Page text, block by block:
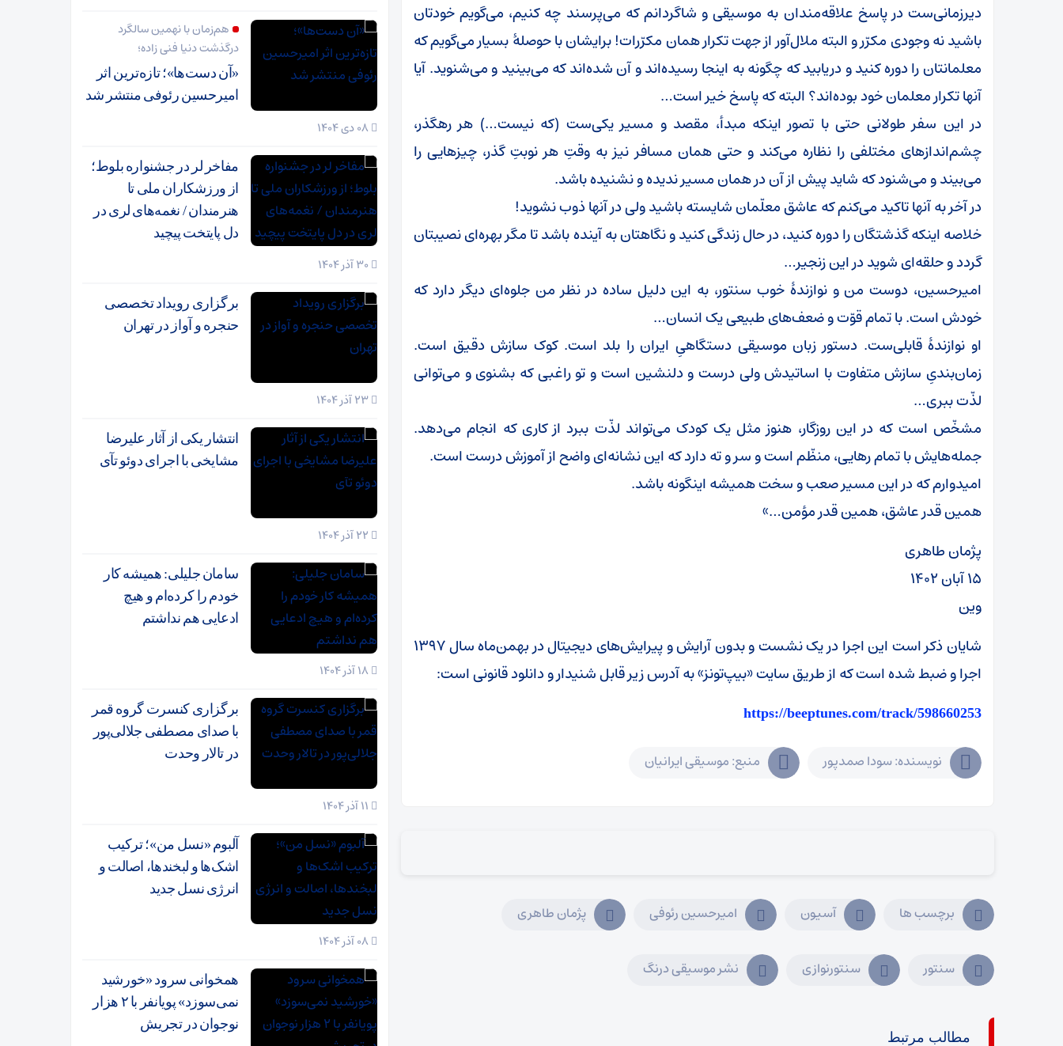
دیرزمانی‌ست در پاسخ علاقه‌مندان به موسیقی و شاگردانم که می‌پرسند چه کنیم، می‌گویم خودتان
باشید نه وجودی مکرّر و البته ملال‌آور از جهت تکرار همان مکرّرات! برایشان با حوصلهٔ بسیار می‌گویم که
معلمانتان را دوره کنید و دریابید که چگونه به اینجا رسیده‌اند و آن شده‌اند که می‌بینید و می‌شنوید. آیا
آنها تکرار معلمان خود بوده‌اند؟ البته که پاسخ خیر است…
در این سفر طولانی حتی با تصور اینکه مبدأ، مقصد و مسیر یکی‌ست (که نیست…) هر رهگذر،
چشم‌انداز‌های مختلفی را نظاره می‌کند و حتی همان مسافر نیز به وقتِ هر نوبتِ گذر، چیزهایی را
می‌بیند و می‌شنود که شاید پیش از آن در همان مسیر ندیده و نشنیده باشد.
در آخر به آنها تاکید می‌کنم که عاشق معلّمان شایسته باشید ولی در آنها ذوب نشوید‌!
خلاصه اینکه گذشتگان را دوره کنید، در حال زندگی کنید و نگاهتان به آینده باشد تا مگر بهره‌ای نصیبتان
گردد و حلقه‌ای شوید در این زنجیر…
امیرحسین، دوست من و نوازندهٔ خوب سنتور، به این دلیل ساده در نظر من جلوه‌ای دیگر دارد که
خودش است. با تمام قوّت و ضعف‌های طبیعی یک انسان…
او نوازندهٔ قابلی‌ست. دستور زبان موسیقی دستگاهیِ ایران را بلد است. کوک سازش دقیق است.
زمان‌بندیِ سازش متفاوت با اساتیدش ولی درست و دلنشین است و تو راغبی که بشنوی و می‌توانی
لذّت ببری…
مشخّص است که در این روزگار، هنوز مثل یک کودک می‌تواند لذّت ببرد از کاری که انجام می‌دهد.
جمله‌هایش با تمام رهایی، منظّم است و سر و ته دارد که این نشانه‌ای واضح از آموزش درست است.
امیدوارم که در این مسیر صعب و سخت همیشه اینگونه باشد.
همین قدر عاشق، همین قدر مؤمن…»
پژمان طاهری
۱۵ آبان ۱۴۰۲
وین
شایان ذکر است این اجرا در یک نشست و بدون آرایش و پیرایش‌های دیجیتال در بهمن‌ماه سال ۱۳۹۷
اجرا و ضبط شده است که از طریق سایت «بیپ‌تونز» به آدرس زیر قابل شنیدار و دانلود قانونی است:
https://beeptunes.com/track/598660253
نویسنده: سودا صمدپور منبع: موسیقی ایرانیان
برچسب ها آسیون امیرحسین رئوفی پژمان طاهری
سنتور سنتورنوازی نشر موسیقی درنگ
مطالب مرتبط
هم‌زمان با نهمین سالگرد
درگذشت دنیا فنی زاده؛
«آن دست‌ها»؛ تازه‌ترین اثر
امیرحسین رئوفی منتشر شد
مفاخر لر در جشنواره بلوط؛
از ورزشکاران ملی تا
هنرمندان / نغمه‌های لری در
دل پایتخت پیچید
برگزاری رویداد تخصصی
حنجره و آواز در تهران
انتشار یکی از آثار علیرضا
مشایخی با اجرای دوئو تآی
سامان جلیلی: همیشه کار
خودم را کرده‌ام و هیچ
ادعایی هم نداشتم
برگزاری کنسرت گروه قمر
با صدای مصطفی جلالی‌پور
در تالار وحدت
آلبوم «نسل من»؛ ترکیب
اشک‌ها و لبخندها، اصالت و
انرژی نسل جدید
همخوانی سرود «خورشید
نمی‌سوزد» پویانفر با ۲ هزار
نوجوان در تجریش